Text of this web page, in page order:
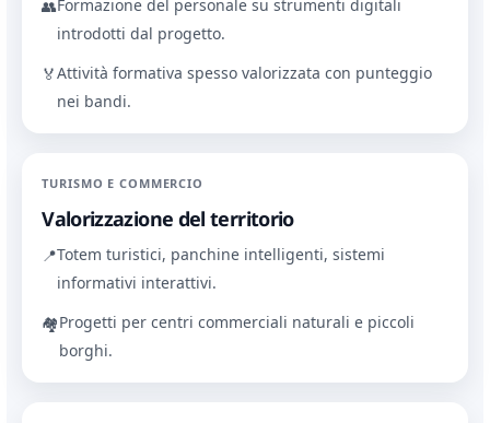
👥Formazione del personale su strumenti digitali
introdotti dal progetto.
🏅Attività formativa spesso valorizzata con punteggio
nei bandi.
TURISMO E COMMERCIO
Valorizzazione del territorio
📍Totem turistici, panchine intelligenti, sistemi
informativi interattivi.
🏘Progetti per centri commerciali naturali e piccoli
borghi.